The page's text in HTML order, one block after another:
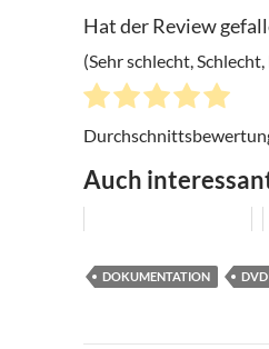
Hat der Review
(Sehr schlecht,
Auch
DOKUMENTATION DVD